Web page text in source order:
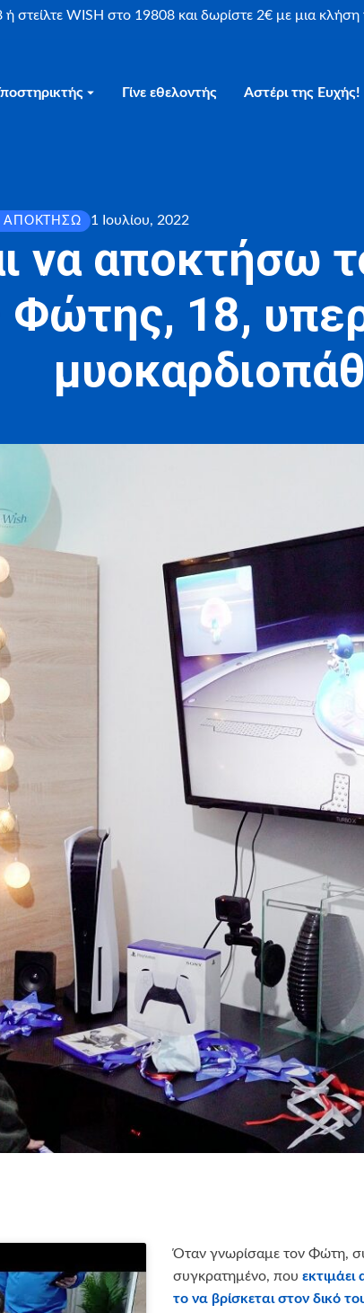
στείλτε WISH στο 19808 και δωρίστε 2€ με μια
Γίνε εθελοντής Αστέρι της Ευχής!
ΑΠΟΚΤΉΣΩ 1 Ιουλίου, 2022
να αποκτήσω
Φώτης, 18,
Όταν γνωρίσαμε τον Φώτη,
συγκρατημένο, που εκτιμάει
το να βρίσκεται στον δικό